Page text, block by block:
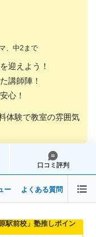
、中2まで
迎えよう！
講師陣！
心！
体験で教室の雰囲気
口コミ評判
ー よくある質問
駅前校」塾推しポイン